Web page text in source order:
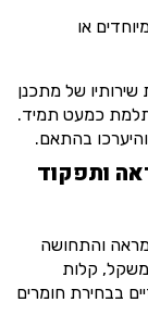
או
של מתכנן
כמעט תמיד.
בהתאם.
ותפקוד
והתחושה
משקל, קלות
בבחירת חומרים